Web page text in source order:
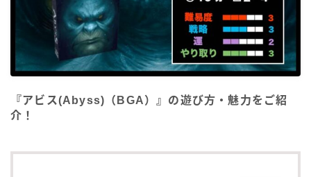
『アビス(Abyss)（BGA）』の遊び方・魅力をご紹
介！